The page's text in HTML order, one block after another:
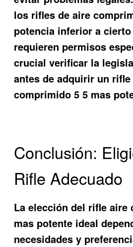
los rifles de aire
potencia inferior a
requieren permisos
crucial verificar la
antes de adquirir un
comprimido 5 5 mas
Conclusión:
Rifle Adecuado
La elección del rifle aire
mas potente ideal
necesidades y